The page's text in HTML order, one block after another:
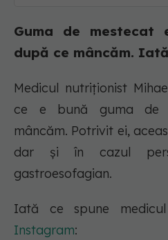
Guma de mestecat
după ce mâncăm.
Medicul nutriționist
ce e bună guma de
mâncăm. Potrivit ei,
dar și în cazul
gastroesofagian.
Iată ce spune
Instagram: